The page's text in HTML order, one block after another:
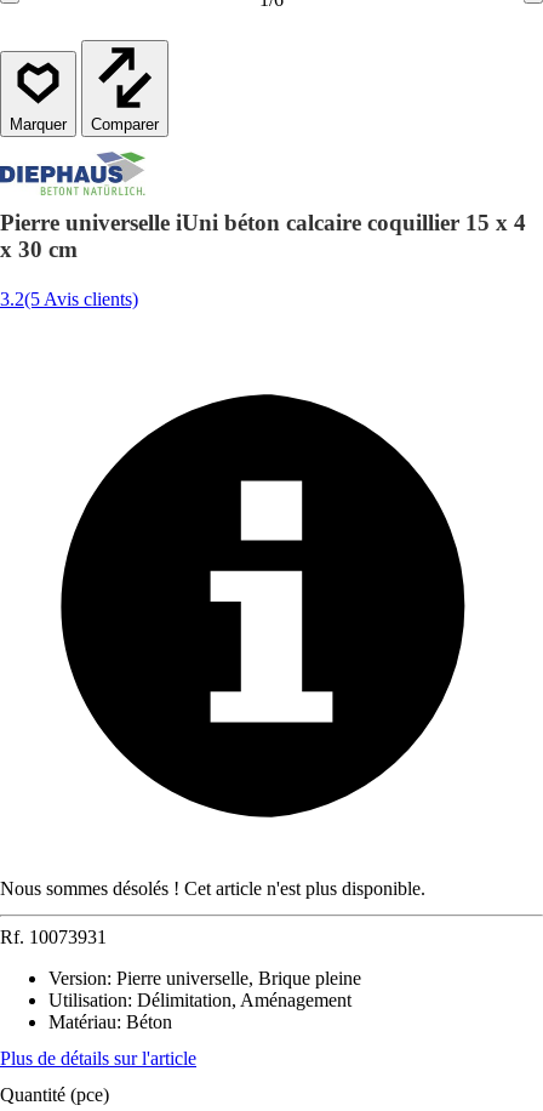
Comparer
Pierre universelle iUni béton calcaire coquillier 15 x 4
x 30 cm
3.2(5 Avis clients)
Nous sommes désolés ! Cet article n'est plus disponible.
Rf. 10073931
Version: Pierre universelle, Brique pleine
Utilisation: Délimitation, Aménagement
Matériau: Béton
Plus de détails sur l'article
Quantité (pce)